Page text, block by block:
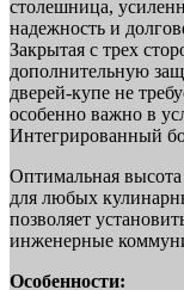
столешница,
надежность и
Закрытая с трех
дополнительную
дверей-купе не
особенно важно в
Интегрированный
Оптимальная
для любых
позволяет
инженерные
Особенности: